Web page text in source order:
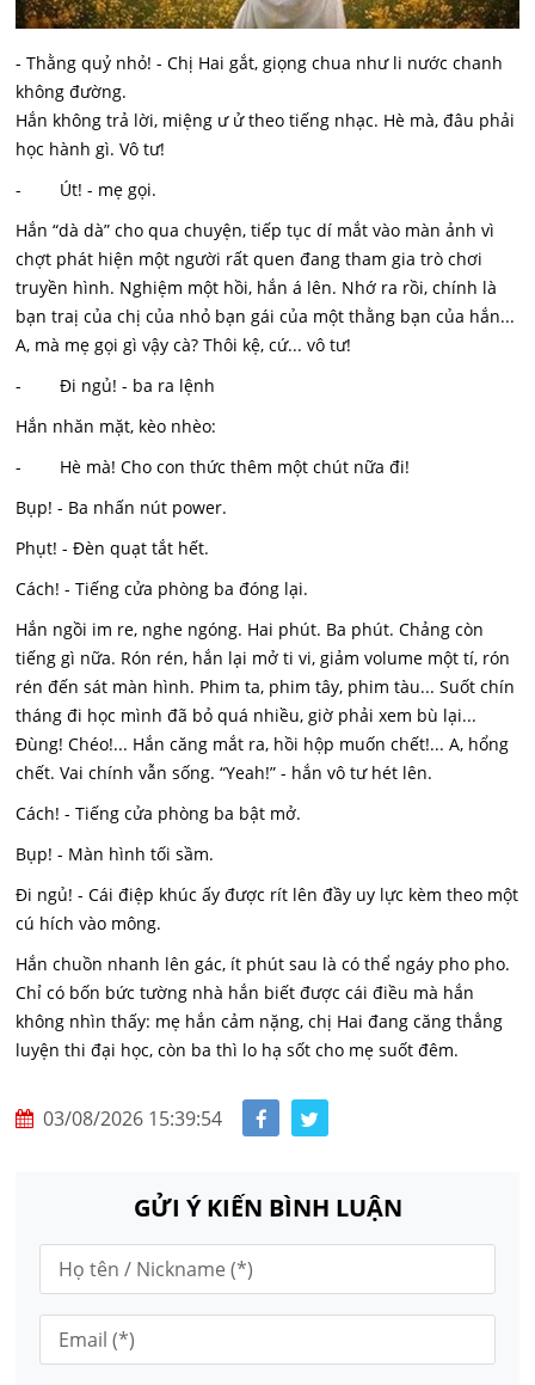
- Thằng quỷ nhỏ! - Chị Hai gắt, giọng chua như li nước chanh
không đường.
Hắn không trả lời, miệng ư ử theo tiếng nhạc. Hè mà, đâu phải
học hành gì. Vô tư!
- Út! - mẹ gọi.
Hắn “dà dà” cho qua chuyện, tiếp tục dí mắt vào màn ảnh vì
chợt phát hiện một người rất quen đang tham gia trò chơi
truyền hình. Nghiệm một hồi, hắn á lên. Nhớ ra rồi, chính là
bạn traị của chị của nhỏ bạn gái của một thằng bạn của hắn...
A, mà mẹ gọi gì vậy cà? Thôi kệ, cứ... vô tư!
- Đi ngủ! - ba ra lệnh
Hắn nhăn mặt, kèo nhèo:
- Hè mà! Cho con thức thêm một chút nữa đi!
Bụp! - Ba nhấn nút power.
Phụt! - Đèn quạt tắt hết.
Cách! - Tiếng cửa phòng ba đóng lại.
Hắn ngồi im re, nghe ngóng. Hai phút. Ba phút. Chảng còn
tiếng gì nữa. Rón rén, hắn lại mở ti vi, giảm volume một tí, rón
rén đến sát màn hình. Phim ta, phim tây, phim tàu... Suốt chín
tháng đi học mình đã bỏ quá nhiều, giờ phải xem bù lại...
Đùng! Chéo!... Hắn căng mắt ra, hồi hộp muốn chết!... A, hổng
chết. Vai chính vẫn sống. “Yeah!” - hắn vô tư hét lên.
Cách! - Tiếng cửa phòng ba bật mở.
Bụp! - Màn hình tối sầm.
Đi ngủ! - Cái điệp khúc ấy được rít lên đầy uy lực kèm theo một
cú hích vào mông.
Hắn chuồn nhanh lên gác, ít phút sau là có thể ngáy pho pho.
Chỉ có bốn bức tường nhà hắn biết được cái điều mà hắn
không nhìn thấy: mẹ hắn cảm nặng, chị Hai đang căng thẳng
luyện thi đại học, còn ba thì lo hạ sốt cho mẹ suốt đêm.
03/08/2026 15:39:54
GỬI Ý KIẾN BÌNH LUẬN